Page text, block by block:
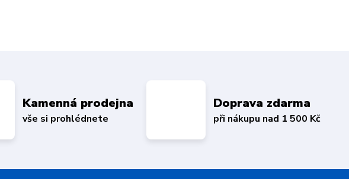
Kamenná prodejna
vše si prohlédnete
Doprava zdarma
při nákupu nad 1 500 Kč